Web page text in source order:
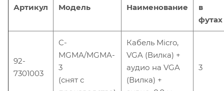
Артикул Модель Наименование
в
футах
92-
7301003
C-
MGMA/MGMA-
3
(снят с
Кабель Micro,
VGA (Вилка) +
аудио на VGA
(Вилка) +
3